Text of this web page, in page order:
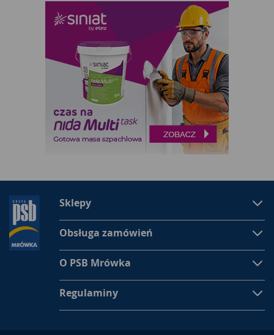
Sklepy
Obsługa zamówień
O PSB Mrówka
Regulaminy